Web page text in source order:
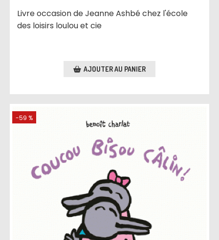
Livre occasion de Jeanne Ashbé chez l'école
des loisirs loulou et cie
AJOUTER AU PANIER
-59 %